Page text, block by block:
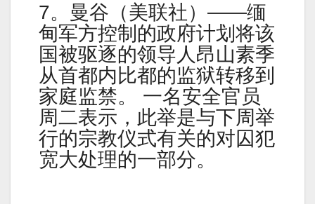
7。曼谷（美联社）——缅
甸军方控制的政府计划将该
国被驱逐的领导人昂山素季
从首都内比都的监狱转移到
家庭监禁。 一名安全官员
周二表示，此举是与下周举
行的宗教仪式有关的对囚犯
宽大处理的一部分。